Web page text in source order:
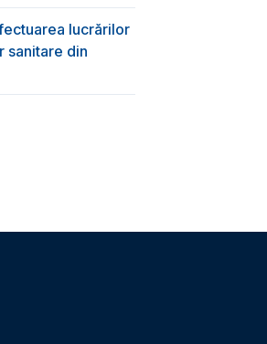
lucrărilor
sanitare din